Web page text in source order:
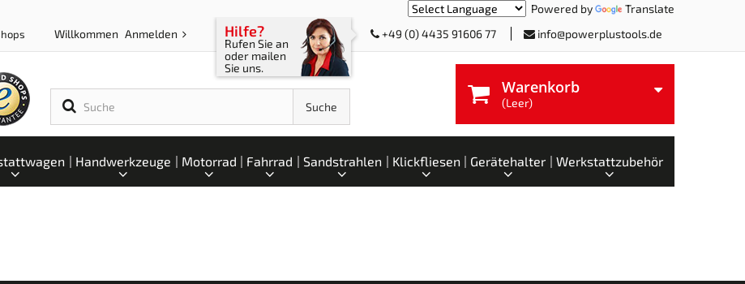
Powered by Translate
Willkommen Anmelden Hilfe?
Rufen Sie an
oder mailen
Sie uns.
+49 (0) 4435 91606 77 info@powerplustools.de
Suche
Warenkorb
(Leer)
Handwerkzeuge Motorrad Fahrrad Sandstrahlen Klickfliesen Gerätehalter Werkstattzubehör